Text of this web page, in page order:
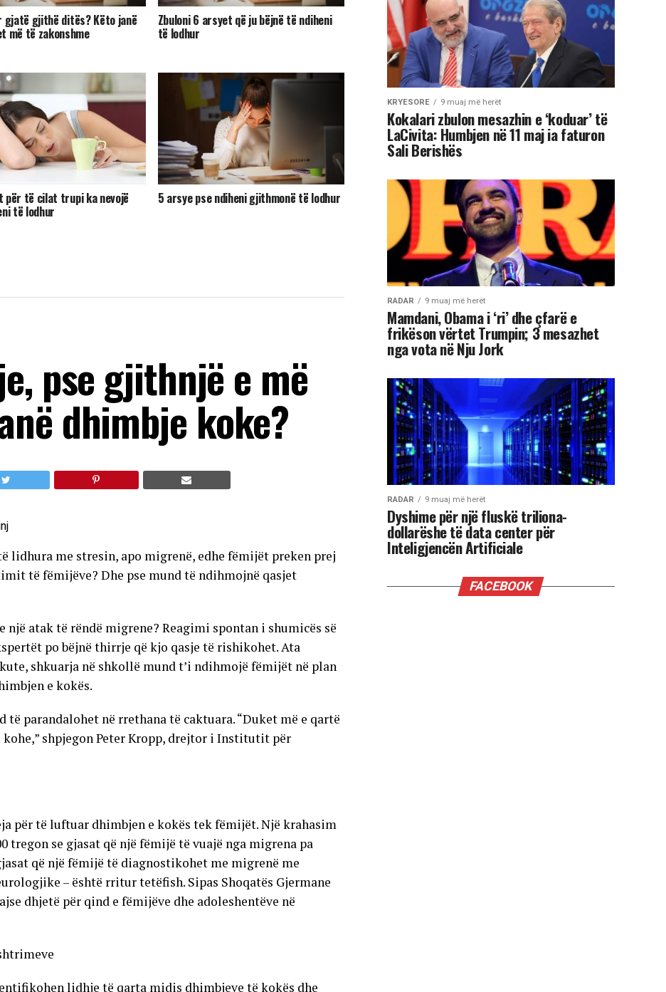
gjatë gjithë ditës? Këto janë
më të zakonshme
Zbuloni 6 arsyet që ju bëjnë të ndiheni
të lodhur
për të cilat trupi ka nevojë
të lodhur
5 arsye pse ndiheni gjithmonë të lodhur
pse gjithnjë e më
dhimbje koke?
lidhura me stresin, apo migrenë, edhe fëmijët preken prej
të fëmijëve? Dhe pse mund të ndihmojnë qasjet
atak të rëndë migrene? Reagimi spontan i shumicës së
po bëjnë thirrje që kjo qasje të rishikohet. Ata
shkuarja në shkollë mund t’i ndihmojë fëmijët në plan
e kokës.
parandalohet në rrethana të caktuara. “Duket më e qartë
kohe,” shpjegon Peter Kropp, drejtor i Institutit për
për të luftuar dhimbjen e kokës tek fëmijët. Një krahasim
se gjasat që një fëmijë të vuajë nga migrena pa
që një fëmijë të diagnostikohet me migrenë me
– është rritur tetëfish. Sipas Shoqatës Gjermane
dhjetë për qind e fëmijëve dhe adoleshentëve në
lidhje të qarta midis dhimbjeve të kokës dhe
KRYESORE 9 muaj më herët
Kokalari zbulon mesazhin e ‘koduar’ të
LaCivita: Humbjen në 11 maj ia faturon
Sali Berishës
RADAR 9 muaj më herët
Mamdani, Obama i ‘ri’ dhe çfarë e
frikëson vërtet Trumpin; 3 mesazhet
nga vota në Nju Jork
RADAR 9 muaj më herët
Dyshime për një fluskë triliona-
dollarëshe të data center për
Inteligjencën Artificiale
FACEBOOK